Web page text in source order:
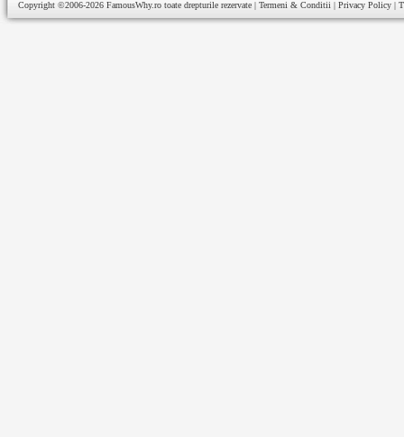
Copyright ©2006-2026 FamousWhy.ro toate drepturile rezervate | Termeni & Conditii | Privacy Policy |